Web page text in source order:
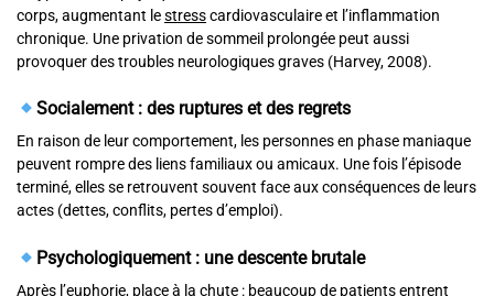
corps, augmentant lestresscardiovasculaire et l’inflammation
chronique. Une privation de sommeil prolongée peut aussi
provoquer des troubles neurologiques graves (Harvey, 2008).
Socialement : des ruptures et des regrets
En raison de leur comportement, les personnes en phase maniaque
peuvent rompre des liens familiaux ou amicaux. Une fois l’épisode
terminé, elles se retrouvent souvent face aux conséquences de leurs
actes (dettes, conflits, pertes d’emploi).
Psychologiquement : une descente brutale
Après l’euphorie, place à la chute : beaucoup de patients entrent